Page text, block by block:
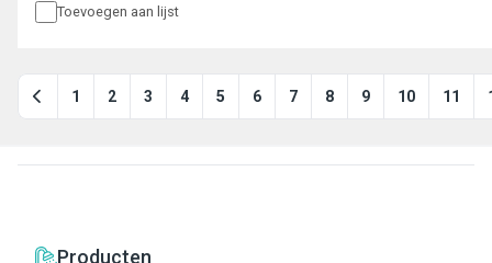
Toevoegen aan lijst
1 2 3 4 5 6 7 8 9 10 11
Producten